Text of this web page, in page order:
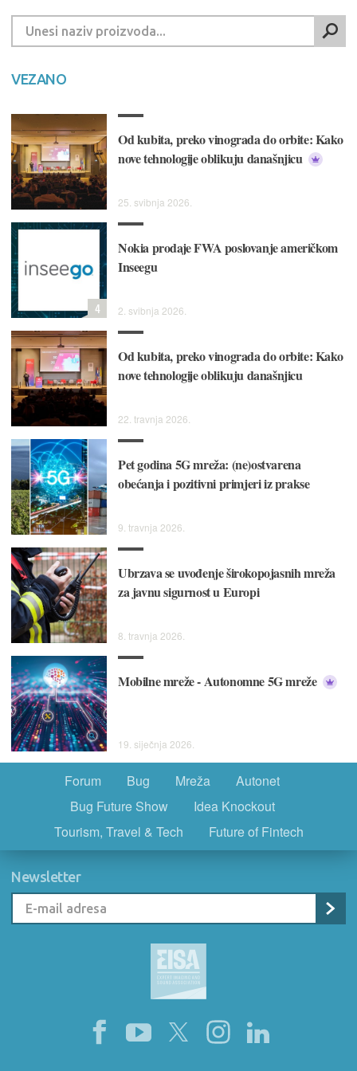
VEZANO
Od kubita, preko vinograda do orbite: Kako
nove tehnologije oblikuju današnjicu
25. svibnja 2026.
Nokia prodaje FWA poslovanje američkom
Inseegu
2. svibnja 2026.
4
Od kubita, preko vinograda do orbite: Kako
nove tehnologije oblikuju današnjicu
22. travnja 2026.
Pet godina 5G mreža: (ne)ostvarena
obećanja i pozitivni primjeri iz prakse
9. travnja 2026.
Ubrzava se uvođenje širokopojasnih mreža
za javnu sigurnost u Europi
8. travnja 2026.
Mobilne mreže - Autonomne 5G mreže
19. siječnja 2026.
Forum Bug Mreža
Autonet
Bug Future Show
Idea Knockout
Tourism, Travel & Tech
Future of Fintech
Newsletter